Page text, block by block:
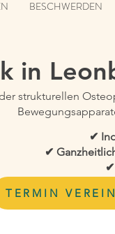
BESCHWERDEN
in
strukturellen
✔
✔
TERMIN